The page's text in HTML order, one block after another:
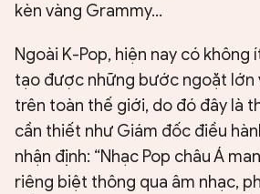
kèn vàng Grammy…
Ngoài K-Pop, hiện nay có không
tạo được những bước ngoặt lớn
trên toàn thế giới, do đó đây là
cần thiết như Giám đốc điều
nhận định: “Nhạc Pop châu Á
riêng biệt thông qua âm nhạc,